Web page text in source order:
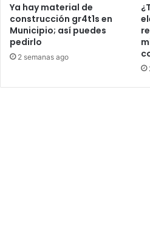
Ya hay material de
construcción gr4t1s en
Municipio; así puedes
pedirlo
2 semanas ago